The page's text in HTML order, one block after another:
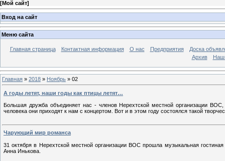
[Мой сайт]
Вход на сайт
Меню сайта
Главная страница Контактная информация О нас Предприятия
Доска
Архив
Главная » 2018 » Ноябрь » 02
А годы летят, наши годы как птицы летят…
Большая дружба объединяет нас - членов Нерехтской местной организации
человека они приходят к нам с концертом. Вот и в этом году состоялся такой
Чарующий мир романса
31 октября в Нерехтской местной организации ВОС прошла музыкальная
Анна Инькова.